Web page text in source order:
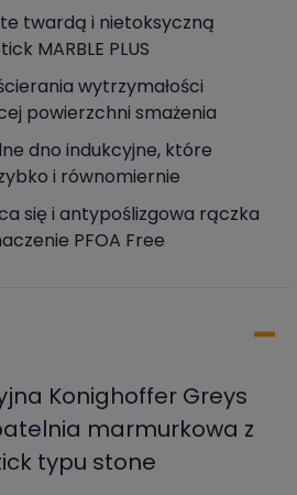
twardą i nietoksyczną
MARBLE PLUS
wytrzymałości
powierzchni smażenia
dno indukcyjne, które
i równomiernie
się i antypoślizgowa rączka
PFOA Free
Konighoffer Greys
marmurkowa z
typu stone